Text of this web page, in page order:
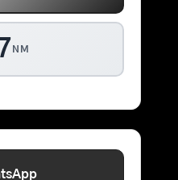
NM